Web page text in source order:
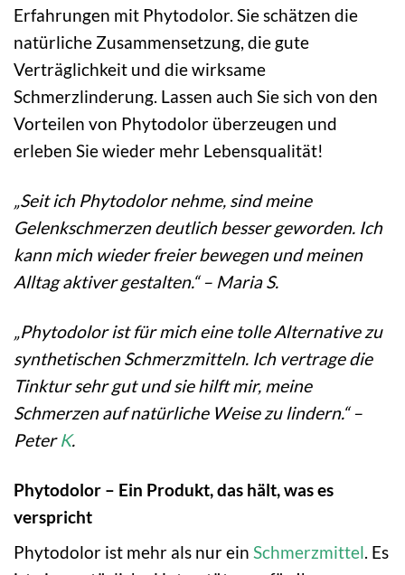
Erfahrungen mit Phytodolor. Sie schätzen die
natürliche Zusammensetzung, die gute
Verträglichkeit und die wirksame
Schmerzlinderung. Lassen auch Sie sich von den
Vorteilen von Phytodolor überzeugen und
erleben Sie wieder mehr Lebensqualität!
„Seit ich Phytodolor nehme, sind meine
Gelenkschmerzen deutlich besser geworden. Ich
kann mich wieder freier bewegen und meinen
Alltag aktiver gestalten.“ – Maria S.
„Phytodolor ist für mich eine tolle Alternative zu
synthetischen Schmerzmitteln. Ich vertrage die
Tinktur sehr gut und sie hilft mir, meine
Schmerzen auf natürliche Weise zu lindern.“ –
PeterK.
Phytodolor – Ein Produkt, das hält, was es
verspricht
Phytodolor ist mehr als nur ein Schmerzmittel. Es